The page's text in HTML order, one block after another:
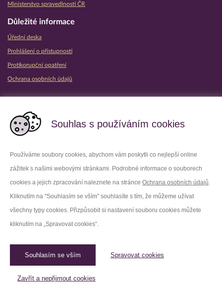
Souhlas s používáním cookies
Používáme soubory cookies, abychom vám poskytli co nejlepší online
zážitek s našimi webovými stránkami. Podrobné informace o souborech
cookies a jejich zpracování naleznete na stránce Ochrana osobních údajů.
Kliknutím na "Souhlasím se vším" souhlasíte s tím, že můžeme užívat
všechny typy cookies. Přizpůsobit si nastavení souboru cookies můžete
kliknutím na „Spravovat cookies“.
Souhlasím se vším Spravovat cookies
Zavřít a nepřijmout cookies
Ministerstvo spravedlnosti ČR
Důležité informace
Úřední deska
Prohlášení o přístupnosti
Protikorupční opatření
Ochrana osobních údajů
Facebook Youtube
LinkedIn
Spravovat cookies